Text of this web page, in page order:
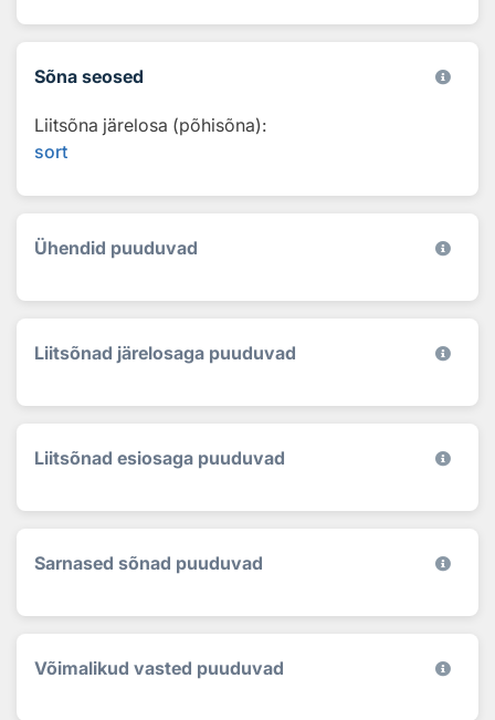
Sõna seosed
Liitsõna järelosa (põhisõna):
sort
Ühendid puuduvad
Liitsõnad järelosaga puuduvad
Liitsõnad esiosaga puuduvad
Sarnased sõnad puuduvad
Võimalikud vasted puuduvad